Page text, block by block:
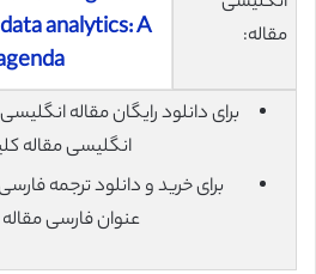
مقاله:
analytics: A
انگلیسی مقاله
برای خرید و دانلود ترجمه
عنوان فارسی